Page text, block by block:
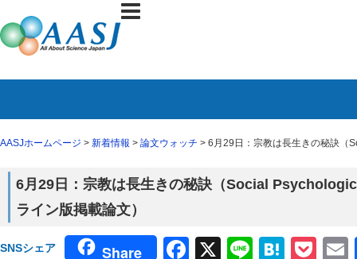
AASJホームページ > 新着情報 > 論文ウォッチ > 6月29日：宗教は長生きの秘訣（
6月29日：宗教は長生きの秘訣（Social
ライン版掲載論文）
SNSシェア Share Facebook
X Line